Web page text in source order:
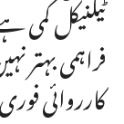
ٹیکنیکل
فراہمی
کارروائی